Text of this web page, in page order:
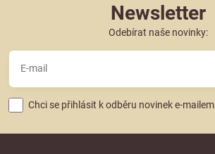
Newsletter
Odebírat naše novinky:
Chci se přihlásit k odběru novinek e-mailem